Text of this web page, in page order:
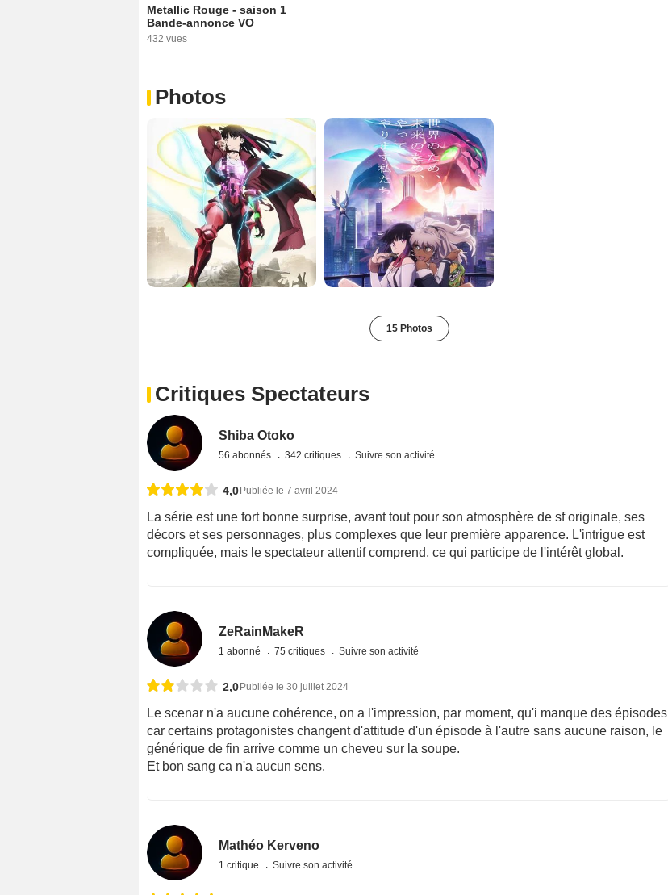
Metallic Rouge - saison 1
Bande-annonce VO
432 vues
Photos
15 Photos
Critiques Spectateurs
Shiba Otoko
56 abonnés 342 critiques Suivre son activité
4,0Publiée le 7 avril 2024
La série est une fort bonne surprise, avant tout pour son atmosphère de sf originale, ses
décors et ses personnages, plus complexes que leur première apparence. L'intrigue est
compliquée, mais le spectateur attentif comprend, ce qui participe de l'intérêt global.
ZeRainMakeR
1 abonné 75 critiques Suivre son activité
2,0Publiée le 30 juillet 2024
Le scenar n'a aucune cohérence, on a l'impression, par moment, qu'i manque des épisodes
car certains protagonistes changent d'attitude d'un épisode à l'autre sans aucune raison, le
générique de fin arrive comme un cheveu sur la soupe.
Et bon sang ca n'a aucun sens.
Mathéo Kerveno
1 critique Suivre son activité